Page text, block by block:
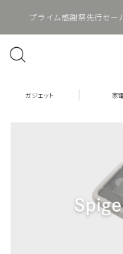
プライム感謝祭先行セー
MENU
HOME
ガジェット 家電